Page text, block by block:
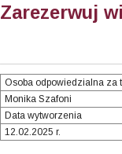
Zarezerwuj
Osoba odpowiedzialna za
Monika Szafoni
Data wytworzenia
12.02.2025 r.